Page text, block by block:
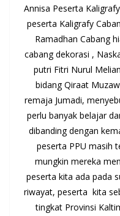
Annisa Peserta
peserta Kaligrafy
Ramadhan Cabang
cabang dekorasi ,
putri Fitri Nurul
bidang Qiraat
remaja Jumadi,
perlu banyak belajar
dibanding dengan
peserta PPU masih
mungkin mereka
peserta kita ada pada
riwayat, peserta kita
tingkat Provinsi